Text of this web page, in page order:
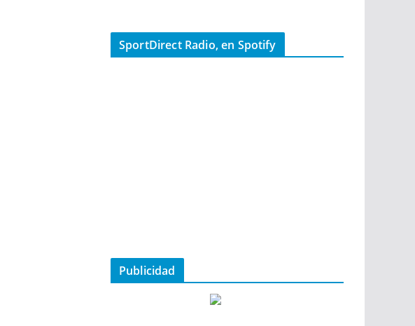
SportDirect Radio, en Spotify
Publicidad